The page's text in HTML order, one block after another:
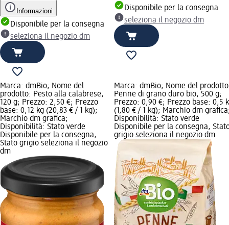
Informazioni
Disponibile per la consegna
seleziona il negozio dm
Disponibile per la consegna
seleziona il negozio dm
Marca: dmBio; Nome del
prodotto: Pesto alla calabrese,
120 g; Prezzo: 2,50 €; Prezzo
base: 0,12 kg (20,83 € / 1 kg);
Marchio dm grafica;
Disponibilità: Stato verde
Disponibile per la consegna,
Stato grigio seleziona il negozio
dm
Marca: dmBio; Nome del
Penne di grano duro bio, 500 g;
Prezzo: 0,90 €; Prezzo base: 0,5
(1,80 € / 1 kg); Marchio dm
Disponibilità: Stato verde
Disponibile per la consegna,
grigio seleziona il negozio dm